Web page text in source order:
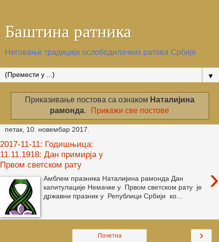
Баштина ратника
Неговање традиције ослободилачких ратова Србије
▼
Приказивање постова са ознаком Наталијина
рамонда. Прикажи све постове
петак, 10. новембар 2017.
2017-11-11: Годишњица:
11.11.1918: Дан примирја у
Првом светском рату
›
Амблем празника Наталијина рамонда Дан
капитулације Немачке у Првом светском рату је
државни празник у Републици Србији ко...
›
Почетна